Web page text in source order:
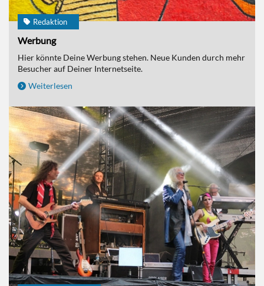
Redaktion
Werbung
Hier könnte Deine Werbung stehen. Neue Kunden durch mehr
Besucher auf Deiner Internetseite.
Weiterlesen